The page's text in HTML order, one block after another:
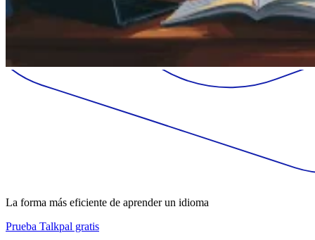
La forma más eficiente de aprender un idioma
Prueba Talkpal gratis